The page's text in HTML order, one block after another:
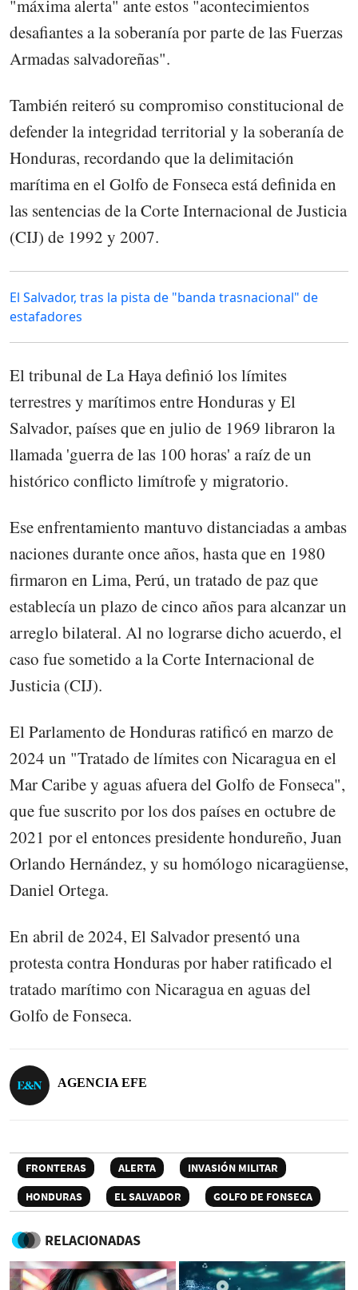
"máxima alerta" ante estos "acontecimientos
desafiantes a la soberanía por parte de las Fuerzas
Armadas salvadoreñas".
También reiteró su compromiso constitucional de
defender la integridad territorial y la soberanía de
Honduras, recordando que la delimitación
marítima en el Golfo de Fonseca está definida en
las sentencias de la Corte Internacional de Justicia
(CIJ) de 1992 y 2007.
El Salvador, tras la pista de "banda trasnacional" de
estafadores
El tribunal de La Haya definió los límites
terrestres y marítimos entre Honduras y El
Salvador, países que en julio de 1969 libraron la
llamada 'guerra de las 100 horas' a raíz de un
histórico conflicto limítrofe y migratorio.
Ese enfrentamiento mantuvo distanciadas a ambas
naciones durante once años, hasta que en 1980
firmaron en Lima, Perú, un tratado de paz que
establecía un plazo de cinco años para alcanzar un
arreglo bilateral. Al no lograrse dicho acuerdo, el
caso fue sometido a la Corte Internacional de
Justicia (CIJ).
El Parlamento de Honduras ratificó en marzo de
2024 un "Tratado de límites con Nicaragua en el
Mar Caribe y aguas afuera del Golfo de Fonseca",
que fue suscrito por los dos países en octubre de
2021 por el entonces presidente hondureño, Juan
Orlando Hernández, y su homólogo nicaragüense,
Daniel Ortega.
En abril de 2024, El Salvador presentó una
protesta contra Honduras por haber ratificado el
tratado marítimo con Nicaragua en aguas del
Golfo de Fonseca.
AGENCIA EFE
FRONTERAS ALERTA
INVASIÓN MILITAR
HONDURAS
EL SALVADOR GOLFO DE FONSECA
RELACIONADAS